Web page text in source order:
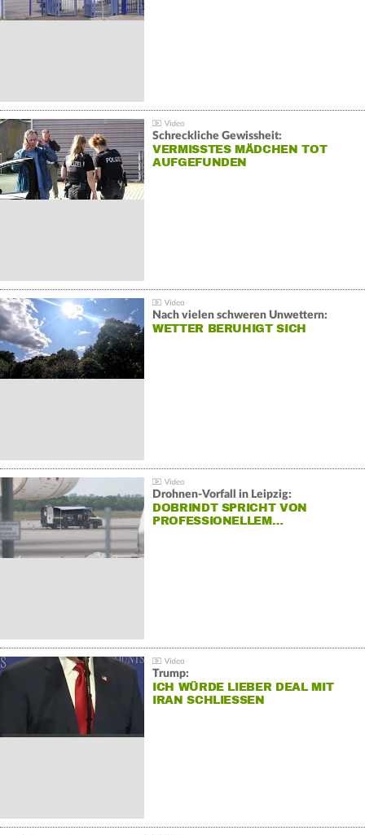
Schreckliche Gewissheit:
VERMISSTES MÄDCHEN TOT
AUFGEFUNDEN
Nach vielen schweren Unwettern:
WETTER BERUHIGT SICH
Drohnen-Vorfall in Leipzig:
DOBRINDT SPRICHT VON
PROFESSIONELLEM…
Trump:
ICH WÜRDE LIEBER DEAL MIT
IRAN SCHLIESSEN